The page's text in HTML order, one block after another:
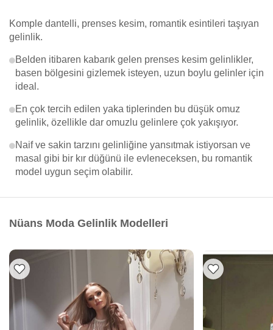
Komple dantelli, prenses kesim, romantik esintileri taşıyan
gelinlik.
Belden itibaren kabarık gelen prenses kesim gelinlikler,
basen bölgesini gizlemek isteyen, uzun boylu gelinler için
ideal.
En çok tercih edilen yaka tiplerinden bu düşük omuz
gelinlik, özellikle dar omuzlu gelinlere çok yakışıyor.
Naif ve sakin tarzını gelinliğine yansıtmak istiyorsan ve
masal gibi bir kır düğünü ile evleneceksen, bu romantik
model uygun seçim olabilir.
Nüans Moda Gelinlik Modelleri